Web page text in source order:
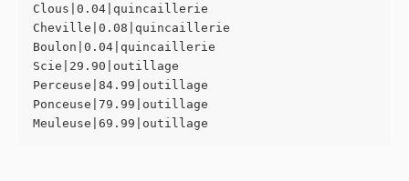
Clous|0.04|quincaillerie
Cheville|0.08|quincaillerie
Boulon|0.04|quincaillerie
Scie|29.90|outillage
Perceuse|84.99|outillage
Ponceuse|79.99|outillage
Meuleuse|69.99|outillage